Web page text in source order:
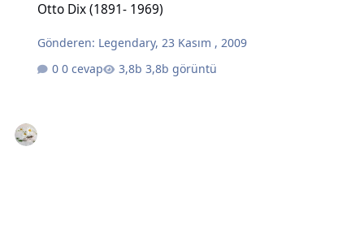
Otto Dix (1891- 1969)
Gönderen: Legendary,23 Kasım , 2009
0 cevap
3,8b görüntü